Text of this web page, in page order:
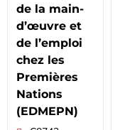
de la main-
d’œuvre et
de l’emploi
chez les
Premières
Nations
(EDMEPN)